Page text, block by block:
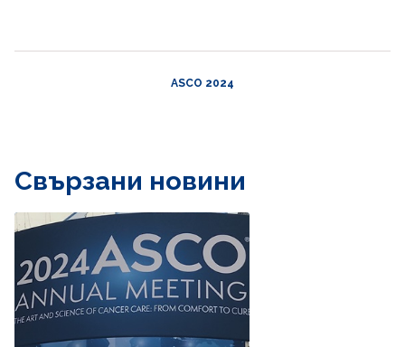
ASCO 2024
Свързани новини